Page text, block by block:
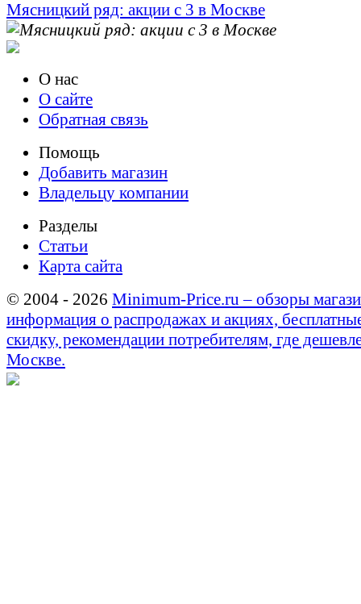
Мясницкий ряд: акции с 3 в Москве
О нас
О сайте
Обратная связь
Помощь
Добавить магазин
Владельцу компании
Разделы
Статьи
Карта сайта
© 2004 - 2026 Minimum-Price.ru – обзоры
информация о распродажах и акциях,
скидку, рекомендации потребителям, где
Москве.